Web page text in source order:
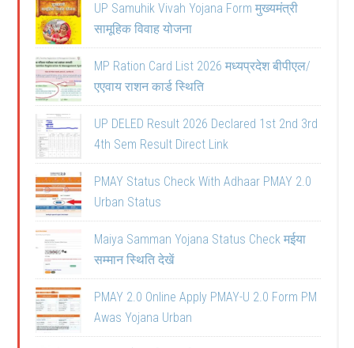
UP Samuhik Vivah Yojana Form मुख्यमंत्री
सामूहिक विवाह योजना
MP Ration Card List 2026 मध्यप्रदेश बीपीएल/
एएवाय राशन कार्ड स्थिति
UP DELED Result 2026 Declared 1st 2nd 3rd
4th Sem Result Direct Link
PMAY Status Check With Adhaar PMAY 2.0
Urban Status
Maiya Samman Yojana Status Check मईया
सम्मान स्थिति देखें
PMAY 2.0 Online Apply PMAY-U 2.0 Form PM
Awas Yojana Urban